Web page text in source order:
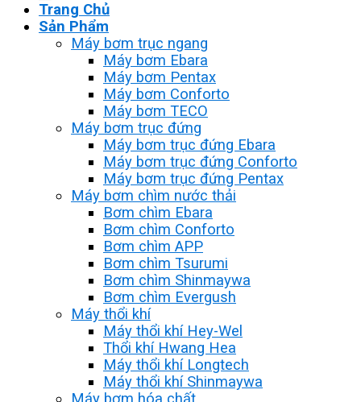
Trang Chủ
Sản Phẩm
Máy bơm trục ngang
Máy bơm Ebara
Máy bơm Pentax
Máy bơm Conforto
Máy bơm TECO
Máy bơm trục đứng
Máy bơm trục đứng Ebara
Máy bơm trục đứng Conforto
Máy bơm trục đứng Pentax
Máy bơm chìm nước thải
Bơm chìm Ebara
Bơm chìm Conforto
Bơm chìm APP
Bơm chìm Tsurumi
Bơm chìm Shinmaywa
Bơm chìm Evergush
Máy thổi khí
Máy thổi khí Hey-Wel
Thổi khí Hwang Hea
Máy thổi khí Longtech
Máy thổi khí Shinmaywa
Máy bơm hóa chất